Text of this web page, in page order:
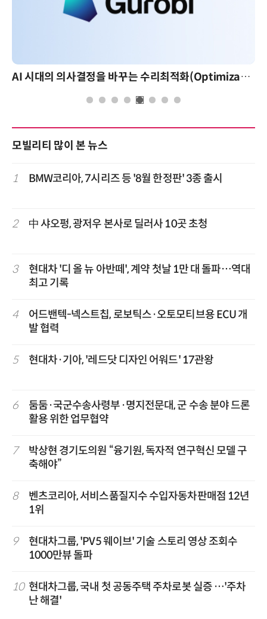
AI 핀옵스 실전 세미나: 폭증하는 AI 토큰 비용 관리 전략
모빌리티 많이 본 뉴스
1 BMW코리아, 7시리즈 등 '8월 한정판' 3종 출시
2 中 샤오펑, 광저우 본사로 딜러사 10곳 초청
3
현대차 '디 올 뉴 아반떼', 계약 첫날 1만 대 돌파…역대
최고 기록
4
어드밴텍-넥스트칩, 로보틱스·오토모티브용 ECU 개
발 협력
5 현대차·기아, '레드닷 디자인 어워드' 17관왕
6
둠둠·국군수송사령부·명지전문대, 군 수송 분야 드론
활용 위한 업무협약
7
박상현 경기도의원 “융기원, 독자적 연구혁신 모델 구
축해야”
8
벤츠코리아, 서비스품질지수 수입자동차판매점 12년
1위
9
현대차그룹, 'PV5 웨이브' 기술 스토리 영상 조회수
1000만뷰 돌파
10 현대차그룹, 국내 첫 공동주택 주차로봇 실증 …'주차
난 해결'